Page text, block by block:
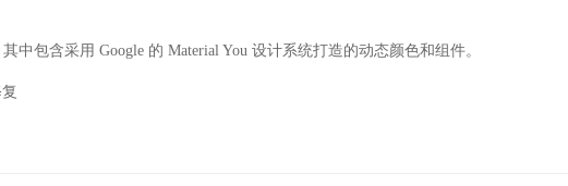
中包含采用 Google 的 Material You 设计系统打造的动态颜色和组件。